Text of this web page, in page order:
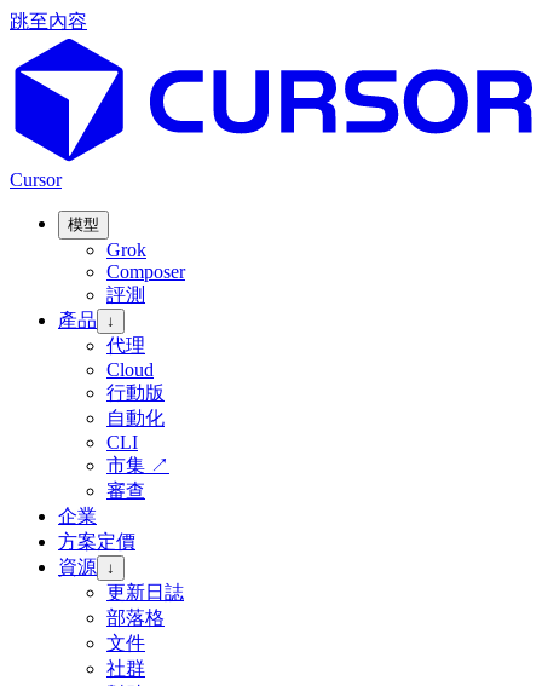
跳至內容
Cursor
模型
Grok
Composer
評測
產品
↓
代理
Cloud
行動版
自動化
CLI
市集 ↗
審查
企業
方案定價
資源 ↓
更新日誌
部落格
文件
社群